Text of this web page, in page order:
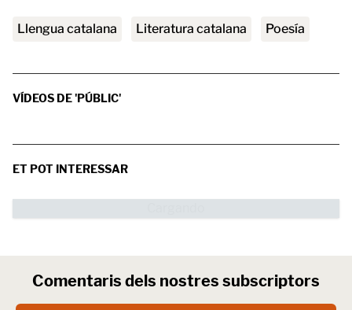
Llengua catalana literatura catalana poesía
VÍDEOS DE 'PÚBLIC'
ET POT INTERESSAR
Comentaris dels nostres subscriptors